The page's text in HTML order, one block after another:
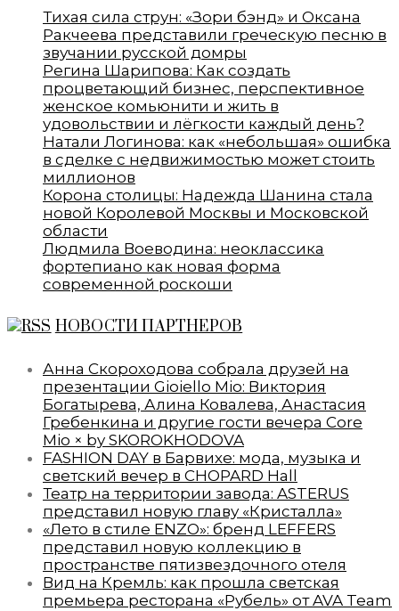
Тихая сила струн: «Зори бэнд» и Оксана
Ракчеева представили греческую песню в
звучании русской домры
Регина Шарипова: Как создать
процветающий бизнес, перспективное
женское комьюнити и жить в
удовольствии и лёгкости каждый день?
Натали Логинова: как «небольшая» ошибка
в сделке с недвижимостью может стоить
миллионов
Корона столицы: Надежда Шанина стала
новой Королевой Москвы и Московской
области
Людмила Воеводина: неоклассика
фортепиано как новая форма
современной роскоши
НОВОСТИ ПАРТНЕРОВ
Анна Скороходова собрала друзей на
презентации Gioiello Mio: Виктория
Богатырева, Алина Ковалева, Анастасия
Гребенкина и другие гости вечера Core
Mio × by SKOROKHODOVA
FASHION DAY в Барвихе: мода, музыка и
светский вечер в CHOPARD Hall
Театр на территории завода: ASTERUS
представил новую главу «Кристалла»
«Лето в стиле ENZO»: бренд LEFFERS
представил новую коллекцию в
пространстве пятизвездочного отеля
Вид на Кремль: как прошла светская
премьера ресторана «Рубель» от AVA Team